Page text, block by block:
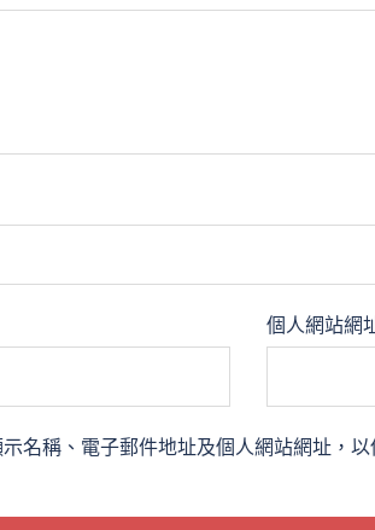
個人網站網
名稱、電子郵件地址及個人網站網址，